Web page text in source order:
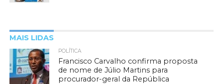
MAIS LIDAS
POLÍTICA
Francisco Carvalho confirma proposta
de nome de Júlio Martins para
procurador-geral da República